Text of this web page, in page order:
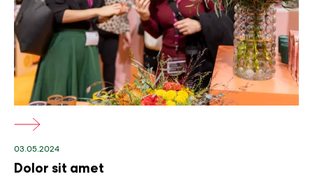
kuvateksti
03.05.2024
Dolor sit amet